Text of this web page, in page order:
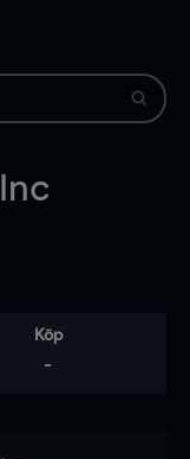
Köp
-